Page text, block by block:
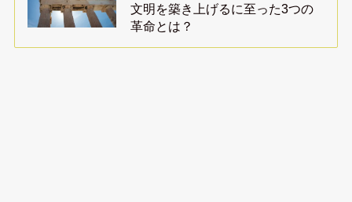
文明を築き上げるに至った3つの
革命とは？